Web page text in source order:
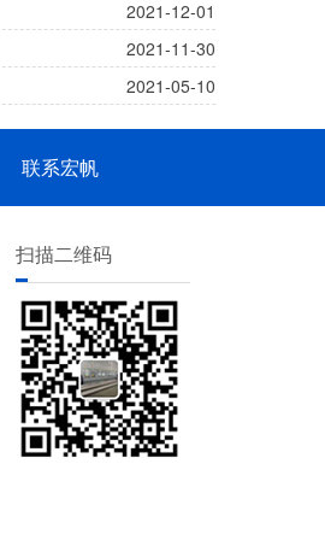
2021-12-01
2021-11-30
2021-05-10
联系宏帆
扫描二维码